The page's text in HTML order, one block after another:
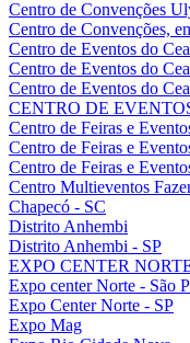
Centro de Convenções
Centro de Convenções,
Centro de Eventos do
Centro de Eventos do
Centro de Eventos do
CENTRO DE
Centro de Feiras e
Centro de Feiras e
Centro de Feiras e
Centro Multieventos
Chapecó - SC
Distrito Anhembi
Distrito Anhembi - SP
EXPO CENTER
Expo center Norte - São
Expo Center Norte - SP
Expo Mag